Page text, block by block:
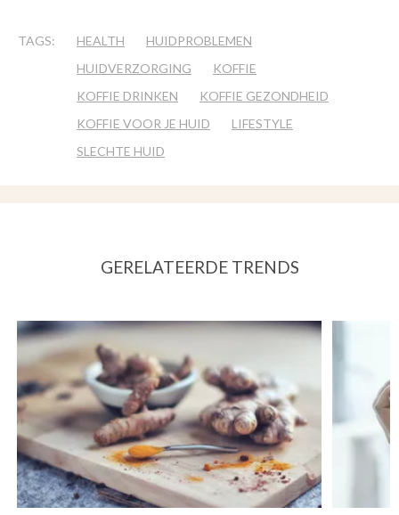
TAGS: HEALTH
HUIDPROBLEMEN
HUIDVERZORGING
KOFFIE
KOFFIE DRINKEN
KOFFIE GEZONDHEID
KOFFIE VOOR JE HUID
LIFESTYLE
SLECHTE HUID
GERELATEERDE TRENDS